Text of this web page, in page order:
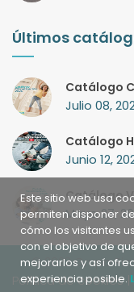
Últimos
Catálogo
Julio 08,
Catálogo
Junio 12,
Catálogo
Mayo 27,
© 2023 Grupo
Política de cookies|
Este sitio web usa
permiten disponer
cómo los visitantes
con el objetivo de
mejorarlos y así
experiencia posible.